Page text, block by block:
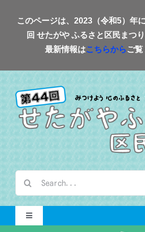
このページは、2023（令和5）年
回 せたがや ふるさと区民まつ
最新情報はこちらから ご覧
…
Toggle
Navigation